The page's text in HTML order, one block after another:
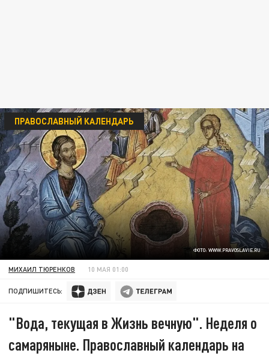
ФОТО: WWW.PRAVOSLAVIE.RU
ПРАВОСЛАВНЫЙ КАЛЕНДАРЬ
МИХАИЛ ТЮРЕНКОВ 10 МАЯ 01:00
ПОДПИШИТЕСЬ:
"Вода, текущая в Жизнь вечную". Неделя о
самаряныне. Православный календарь на